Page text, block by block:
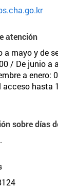
atención
a mayo y de
/ De junio a
a enero:
acceso hasta
sobre días